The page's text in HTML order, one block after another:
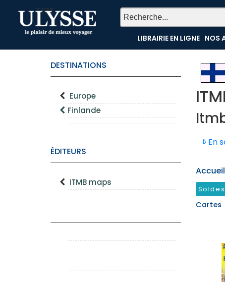
TEST
LIBRAIRIE EN LIGNE NOS
DESTINATIONS
Europe
Finlande
ÉDITEURS
ITMB maps
En
Soldes
Cartes